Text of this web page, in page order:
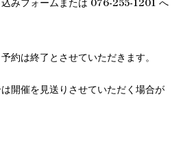
約は終了とさせていただきます。
開催を見送りさせていただく場合が